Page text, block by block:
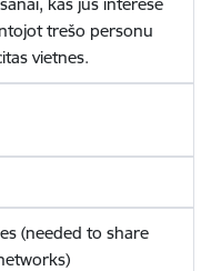
trešo personu
vietnes.
(needed to share